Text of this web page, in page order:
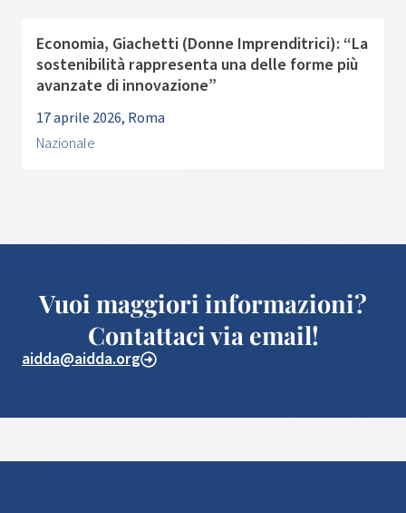
Economia, Giachetti (Donne Imprenditrici): “La
sostenibilità rappresenta una delle forme più
avanzate di innovazione”
17 aprile 2026, Roma
Nazionale
Vuoi maggiori informazioni?
Contattaci via email!
aidda@aidda.org